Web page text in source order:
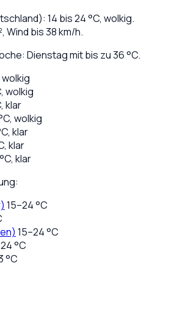
): 14 bis24°C, wolkig.
Wind bis38km/h.
Dienstag mit bis zu 36 °C.
wolkig
wolkig
klar
wolkig
klar
klar
°C, klar
15–24°C
15–24°C
24°C
°C